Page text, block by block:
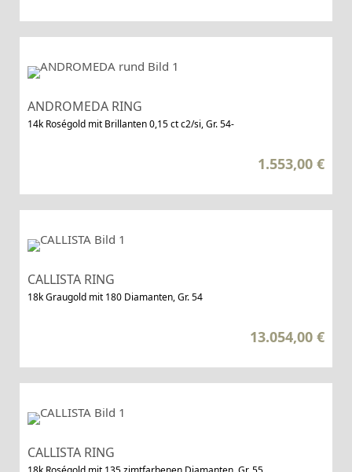
ANDROMEDA RING
14k Roségold mit Brillanten 0,15 ct c2/si, Gr. 54-
1.553,00 €
CALLISTA RING
18k Graugold mit 180 Diamanten, Gr. 54
13.054,00 €
CALLISTA RING